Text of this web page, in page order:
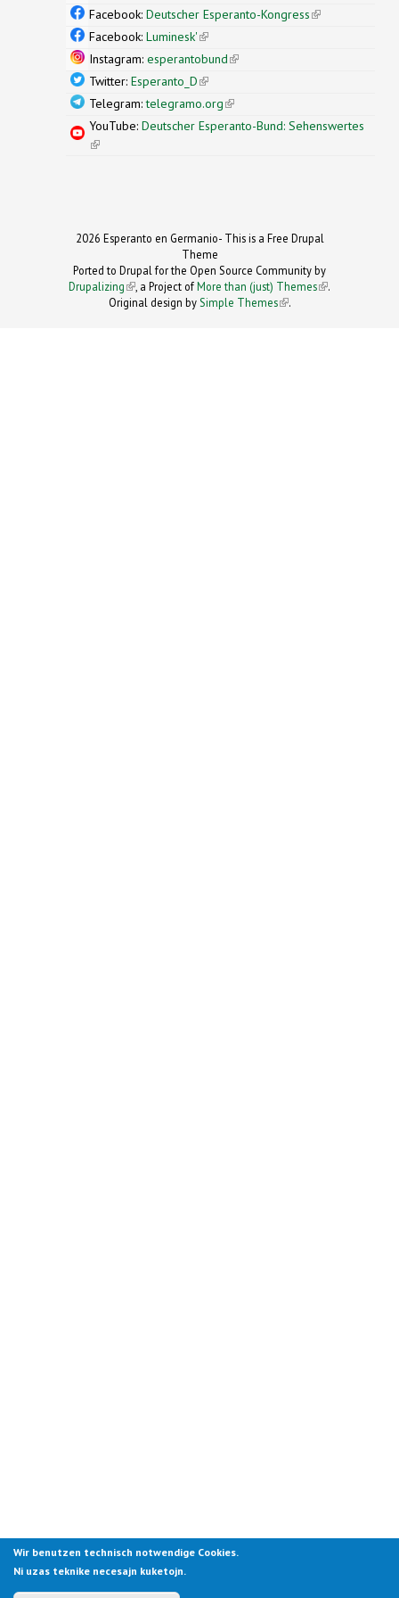
external)
Facebook: Deutscher Esperanto-Kongress(link is
Facebook: Luminesk'(link is external)
Instagram: esperantobund(link is external)
Twitter: Esperanto_D(link is external)
Telegram:telegramo.org(link is external)
YouTube: Deutscher Esperanto-Bund: Sehenswertes
(link is external)
2026 Esperanto en Germanio- This is a Free Drupal
Theme
Ported to Drupal for the Open Source Community by
Drupalizing(link is external)
, a Project ofMore than (just) Themes (link is
.
Original design by Simple Themes
(link is
.
Wir benutzen technisch notwendige Cookies.
Ni uzas teknike necesajn kuketojn.